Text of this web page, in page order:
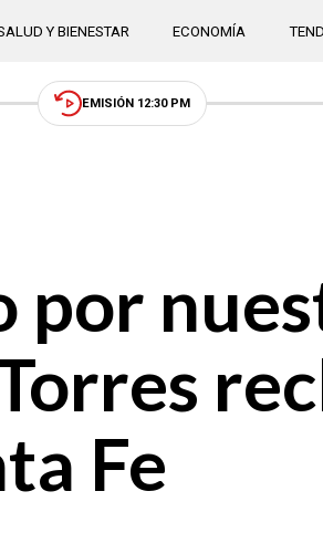
Y BIENESTAR ECONOMÍA
EMISIÓN 12:30 PM
por
Fe